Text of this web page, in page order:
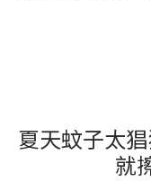
夏天蚊子太
就